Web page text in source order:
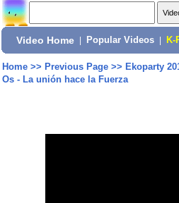
Video Home Popular Videos K-
Home>> Previous Page>> Ekoparty
Os - La unión hace la Fuerza